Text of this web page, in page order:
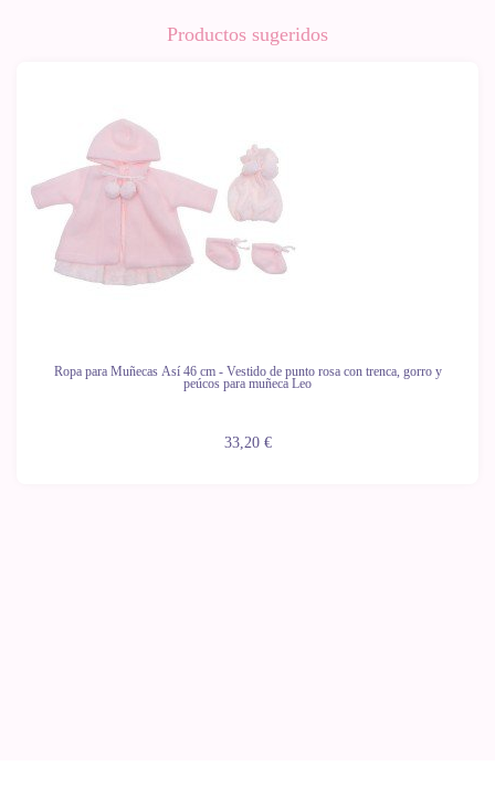
Productos sugeridos
Ropa para Muñecas Así 46 cm - Vestido de punto rosa con trenca, gorro y
peúcos para muñeca Leo
33,20 €